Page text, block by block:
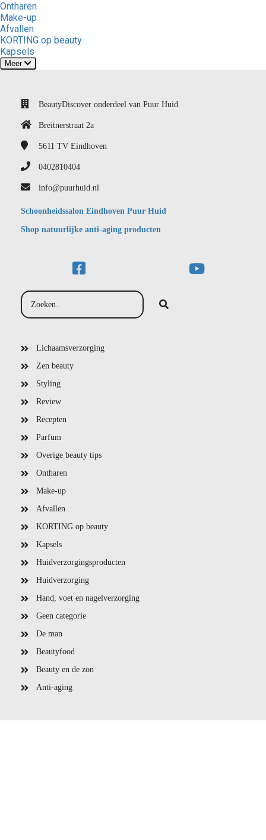
Ontharen
Make-up
Afvallen
KORTING op beauty
Kapsels
Meer
BeautyDiscover onderdeel van Puur Huid
Breitnerstraat 2a
5611 TV Eindhoven
0402810404
info@puurhuid.nl
Schoonheidssalon Eindhoven Puur Huid
Shop natuurlijke anti-aging producten
Lichaamsverzorging
Zen beauty
Styling
Review
Recepten
Parfum
Overige beauty tips
Ontharen
Make-up
Afvallen
KORTING op beauty
Kapsels
Huidverzorgingsproducten
Huidverzorging
Hand, voet en nagelverzorging
Geen categorie
De man
Beautyfood
Beauty en de zon
Anti-aging